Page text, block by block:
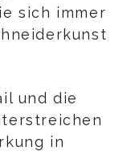
sich immer
und die
in